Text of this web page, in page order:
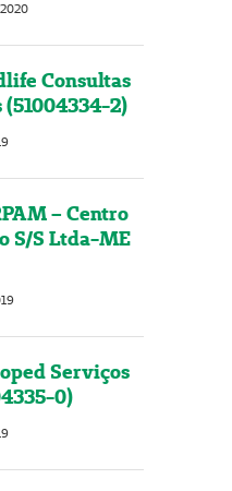
Consultas
2)
– Centro
S/S Ltda-ME
Serviços
0)